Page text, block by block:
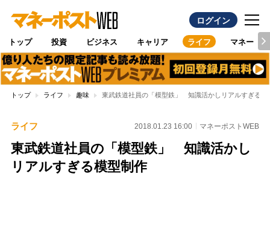
ログイン
トップ 投資 ビジネス キャリア ライフ マネー
トップ ライフ 趣味 東武鉄道社員の「模型鉄」 知識活かしリアルすぎる模
ライフ 2018.01.23 16:00 マネーポストWEB
東武鉄道社員の「模型鉄」 知識活かし
リアルすぎる模型制作